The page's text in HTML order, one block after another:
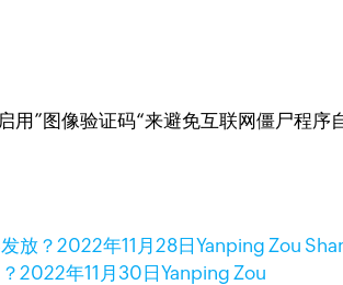
用”图像验证码“来避免互联网僵尸程序
放？2022年11月28日Yanping Zou
2022年11月30日Yanping Zou